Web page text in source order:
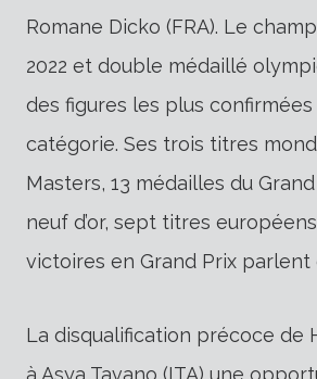
Romane Dicko (FRA). Le
2022 et double médaillé
des figures les plus confirmées
catégorie. Ses trois titres
Masters, 13 médailles du
neuf d’or, sept titres
victoires en Grand Prix parlent
La disqualification précoce de
à Asya Tavano (ITA) une